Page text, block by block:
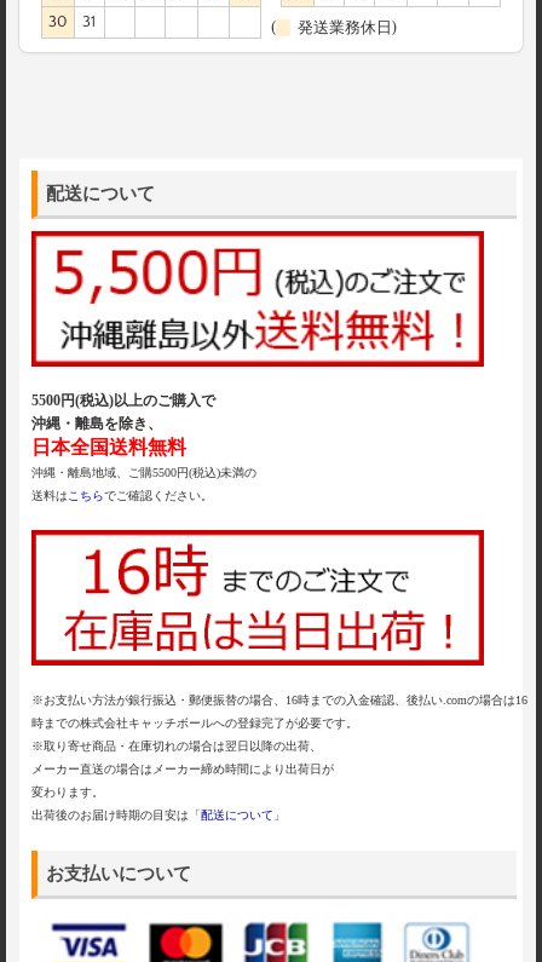
30
31 ( 発送業務休日)
配送について
5500円(税込)以上のご購入で
沖縄・離島を除き、
日本全国送料無料
沖縄・離島地域、ご購5500円(税込)未満の
送料は こちらでご確認ください。
※お支払い方法が銀行振込・郵便振替の場合、16時までの入金確認、後払い.comの場合は16
時までの株式会社キャッチボールへの登録完了が必要です。
※取り寄せ商品・在庫切れの場合は翌日以降の出荷、
メーカー直送の場合はメーカー締め時間により出荷日が
変わります。
出荷後のお届け時期の目安は「 配送について 」
お支払いについて